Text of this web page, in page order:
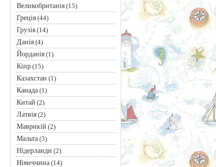
Великобританія(15)
Греція(44)
Грузія(14)
Данія(4)
Йорданія(1)
Кіпр(15)
Казахстан (1)
Канада(1)
Китай (2)
Латвія(2)
Маврикій (2)
Мальта(3)
Нідерланди (2)
Німеччина(14)